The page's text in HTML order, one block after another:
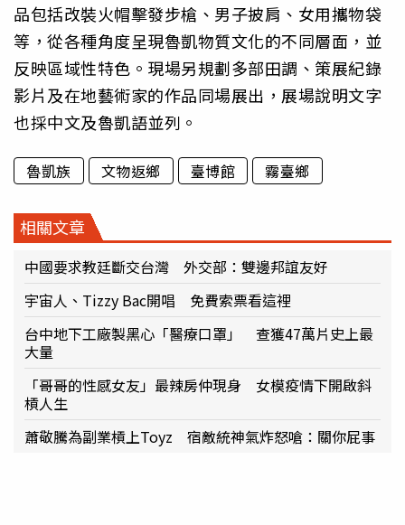
品包括改裝火帽擊發步槍、男子披肩、女用攜物袋
等， 從各種角度呈現魯凱物質文化的不同層面，並
反映區域性特色。 現場另規劃多部田調、策展紀錄
影片及在地藝術家的作品同場展出， 展場說明文字
也採中文及魯凱語並列。
魯凱族 文物返鄉 臺博館 霧臺鄉
相關文章
中國要求教廷斷交台灣 外交部：雙邊邦誼友好
宇宙人、Tizzy Bac開唱 免費索票看這裡
台中地下工廠製黑心「醫療口罩」 查獲47萬片史上最
大量
「哥哥的性感女友」最辣房仲現身 女模疫情下開啟斜
槓人生
蕭敬騰為副業槓上Toyz 宿敵統神氣炸怒嗆：關你屁事